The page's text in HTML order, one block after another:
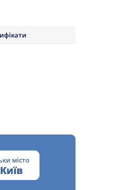
місто
Київ